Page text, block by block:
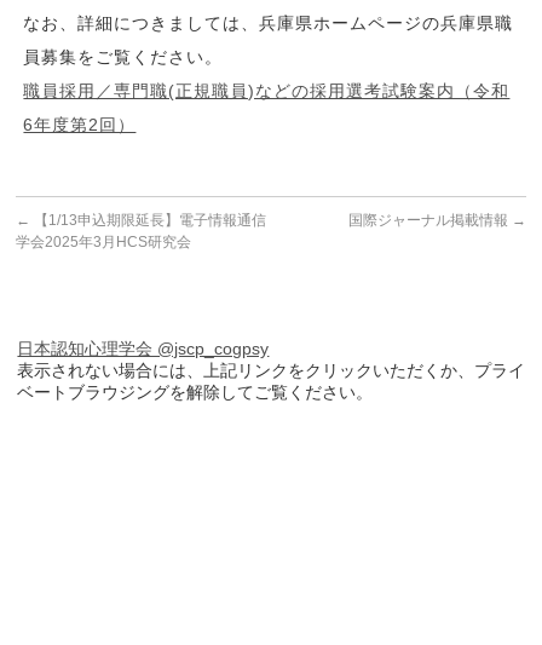
なお、詳細につきましては、兵庫県ホームページの兵庫県職
員募集をご覧ください。
職員採用／専門職(正規職員)などの採用選考試験案内（令和
6年度第2回）
←
【1/13申込期限延長】電子情報通信
学会2025年3月HCS研究会
国際ジャーナル掲載情報 →
日本認知心理学会 @jscp_cogpsy
表示されない場合には、上記リンクをクリックいただくか、プライ
ベートブラウジングを解除してご覧ください。